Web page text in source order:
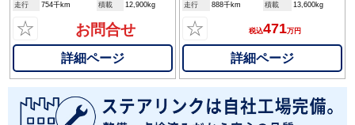
走行
754千km 積載 12,900kg
☆ お問合せ
詳細ページ
走行
888千km 積載 13,600kg
☆ 税込471万円
詳細ページ